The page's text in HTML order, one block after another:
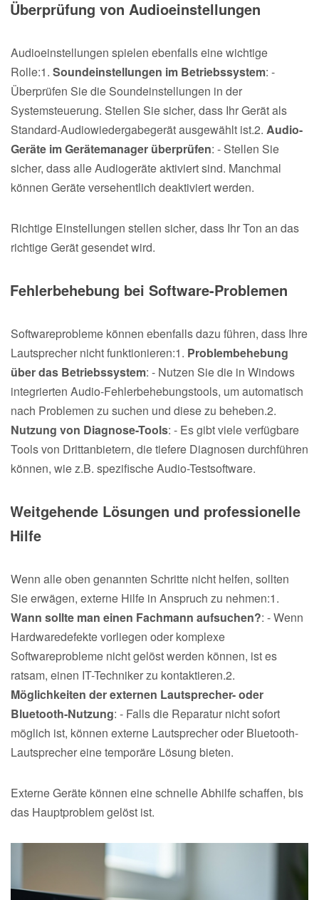
Überprüfung von Audioeinstellungen
Audioeinstellungen spielen ebenfalls eine wichtige
Rolle:1. Soundeinstellungen im Betriebssystem: -
Überprüfen Sie die Soundeinstellungen in der
Systemsteuerung. Stellen Sie sicher, dass Ihr Gerät als
Standard-Audiowiedergabegerät ausgewählt ist.2. Audio-
Geräte im Gerätemanager überprüfen: - Stellen Sie
sicher, dass alle Audiogeräte aktiviert sind. Manchmal
können Geräte versehentlich deaktiviert werden.
Richtige Einstellungen stellen sicher, dass Ihr Ton an das
richtige Gerät gesendet wird.
Fehlerbehebung bei Software-Problemen
Softwareprobleme können ebenfalls dazu führen, dass Ihre
Lautsprecher nicht funktionieren:1. Problembehebung
über das Betriebssystem: - Nutzen Sie die in Windows
integrierten Audio-Fehlerbehebungstools, um automatisch
nach Problemen zu suchen und diese zu beheben.2.
Nutzung von Diagnose-Tools: - Es gibt viele verfügbare
Tools von Drittanbietern, die tiefere Diagnosen durchführen
können, wie z.B. spezifische Audio-Testsoftware.
Weitgehende Lösungen und professionelle
Hilfe
Wenn alle oben genannten Schritte nicht helfen, sollten
Sie erwägen, externe Hilfe in Anspruch zu nehmen:1.
Wann sollte man einen Fachmann aufsuchen?: - Wenn
Hardwaredefekte vorliegen oder komplexe
Softwareprobleme nicht gelöst werden können, ist es
ratsam, einen IT-Techniker zu kontaktieren.2.
Möglichkeiten der externen Lautsprecher- oder
Bluetooth-Nutzung: - Falls die Reparatur nicht sofort
möglich ist, können externe Lautsprecher oder Bluetooth-
Lautsprecher eine temporäre Lösung bieten.
Externe Geräte können eine schnelle Abhilfe schaffen, bis
das Hauptproblem gelöst ist.